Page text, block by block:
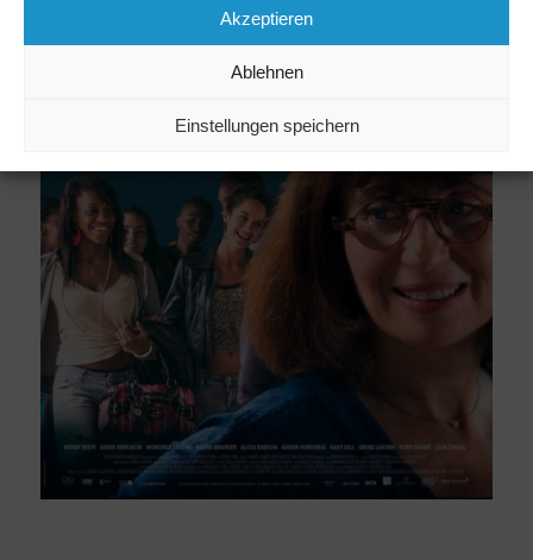
Akzeptieren
Ablehnen
Einstellungen speichern